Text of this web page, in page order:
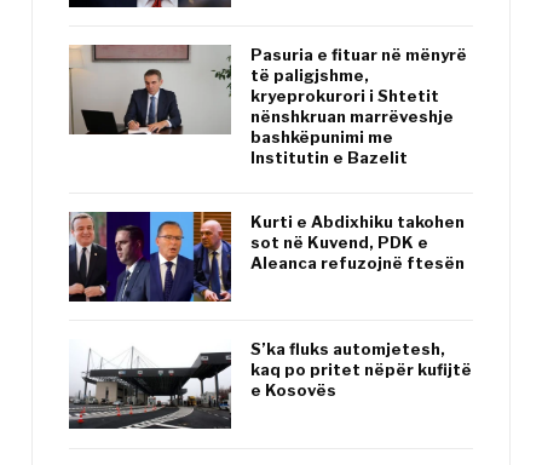
Pasuria e fituar në mënyrë
të paligjshme,
kryeprokurori i Shtetit
nënshkruan marrëveshje
bashkëpunimi me
Institutin e Bazelit
Kurti e Abdixhiku takohen
sot në Kuvend, PDK e
Aleanca refuzojnë ftesën
S’ka fluks automjetesh,
kaq po pritet nëpër kufijtë
e Kosovës